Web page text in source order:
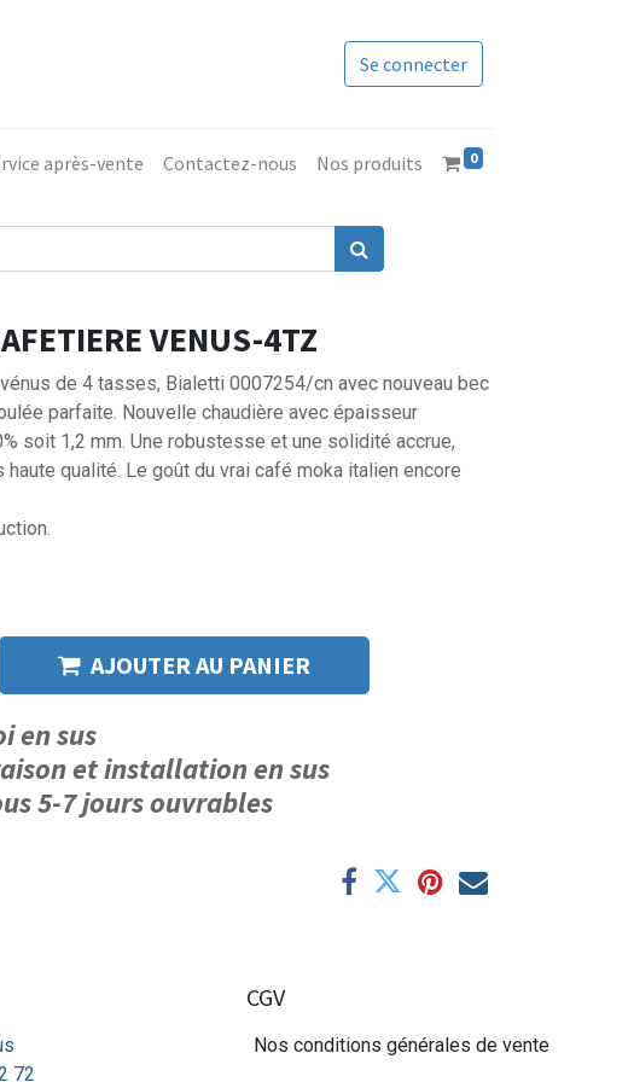
Se connecter
après-vente Contactez-nous Nos produits 0
VENUS-4TZ
de 4 tasses, Bialetti 0007254/cn avec nouveau bec
parfaite. Nouvelle chaudière avec épaisseur
soit 1,2 mm. Une robustesse et une solidité accrue,
haute qualité. Le goût du vrai café moka italien encore
AJOUTER AU PANIER
en sus
et installation en sus
5-7 jours ouvrables
72
CGV
Nos conditions générales de vente